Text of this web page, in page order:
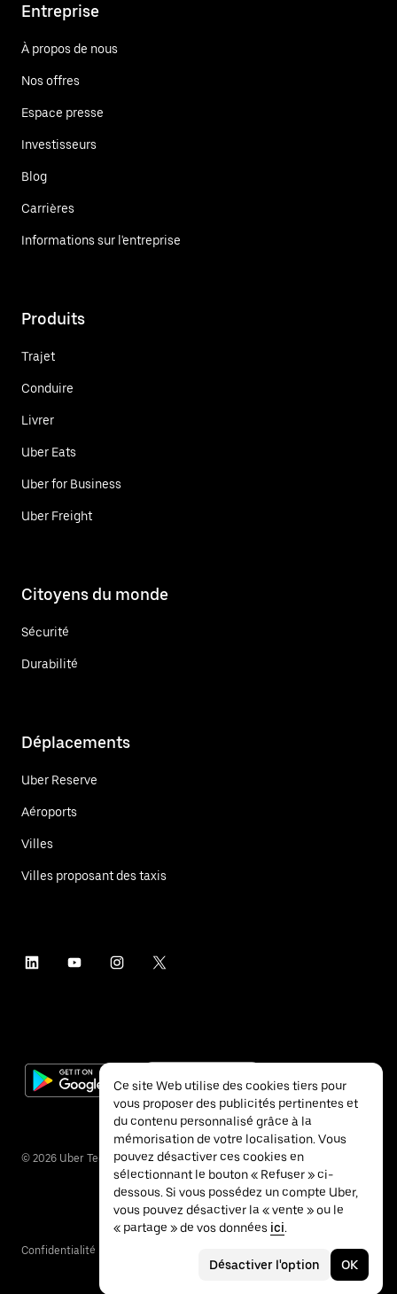
Entreprise
À propos de nous
Nos offres
Espace presse
Investisseurs
Blog
Carrières
Informations sur l'entreprise
Produits
Trajet
Conduire
Livrer
Uber Eats
Uber for Business
Uber Freight
Citoyens du monde
Sécurité
Durabilité
Déplacements
Uber Reserve
Aéroports
Villes
Villes proposant des taxis
© 2026 Uber Technologies Inc.
Confidentialité
Ce site Web utilise des cookies tiers pour
vous proposer des publicités pertinentes et
du contenu personnalisé grâce à la
mémorisation de votre localisation. Vous
pouvez désactiver ces cookies en
sélectionnant le bouton « Refuser » ci-
dessous. Si vous possédez un compte Uber,
vous pouvez désactiver la « vente » ou le
« partage » de vos données ici.
Désactiver l'option OK